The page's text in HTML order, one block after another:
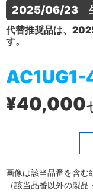
2025/06/23　
代替推奨品は、
す。
¥40,000
画像は該当品番を含む
（該当品番以外の製